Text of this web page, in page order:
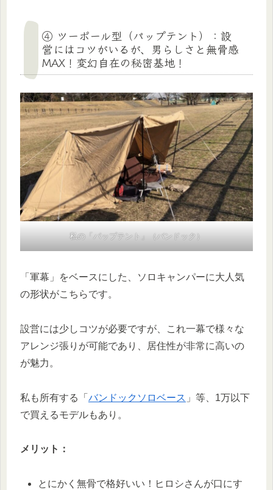
④ ツーポール型（パップテント）：設
営にはコツがいるが、男らしさと無骨感
MAX！変幻自在の秘密基地！
私の「パップテント」（バンドック）
「軍幕」をベースにした、ソロキャンパーに大人気
の形状がこちらです。
設営には少しコツが必要ですが、これ一幕で様々な
アレンジ張りが可能であり、居住性が非常に高いの
が魅力。
私も所有する「 バンドックソロベース 」等、1万以下
で買えるモデルもあり。
メリット：
とにかく無骨で格好いい！ヒロシさんが口にす